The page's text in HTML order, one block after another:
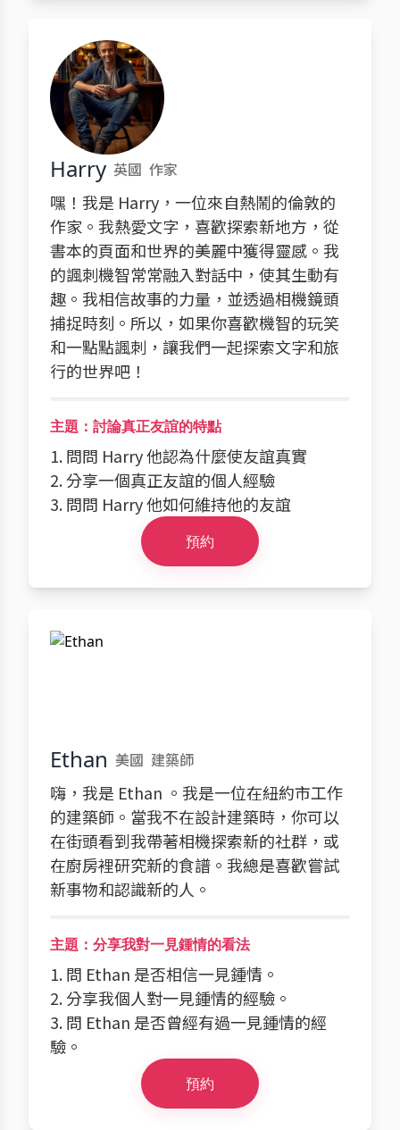
Harry 英國 作家
嘿！我是 Harry，一位來自熱鬧的倫敦的
作家。我熱愛文字，喜歡探索新地方，從
書本的頁面和世界的美麗中獲得靈感。我
的諷刺機智常常融入對話中，使其生動有
趣。我相信故事的力量，並透過相機鏡頭
捕捉時刻。所以，如果你喜歡機智的玩笑
和一點點諷刺，讓我們一起探索文字和旅
行的世界吧！
主題：討論真正友誼的特點
1. 問問 Harry 他認為什麼使友誼真實
2. 分享一個真正友誼的個人經驗
3. 問問 Harry 他如何維持他的友誼
預約
Ethan 美國 建築師
嗨，我是 Ethan 。我是一位在紐約市工作
的建築師。當我不在設計建築時，你可以
在街頭看到我帶著相機探索新的社群，或
在廚房裡研究新的食譜。我總是喜歡嘗試
新事物和認識新的人。
主題：分享我對一見鍾情的看法
1. 問 Ethan 是否相信一見鍾情。
2. 分享我個人對一見鍾情的經驗。
3. 問 Ethan 是否曾經有過一見鍾情的經
驗。
預約